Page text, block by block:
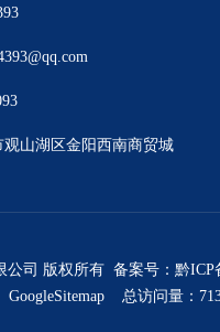
山湖区金阳西南商贸城
公司 版权所有 备案号： 黔ICP
GoogleSitemap 总访问量：